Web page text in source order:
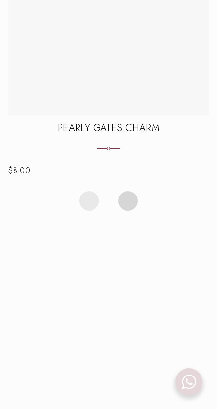
PEARLY GATES CHARM
$8.00